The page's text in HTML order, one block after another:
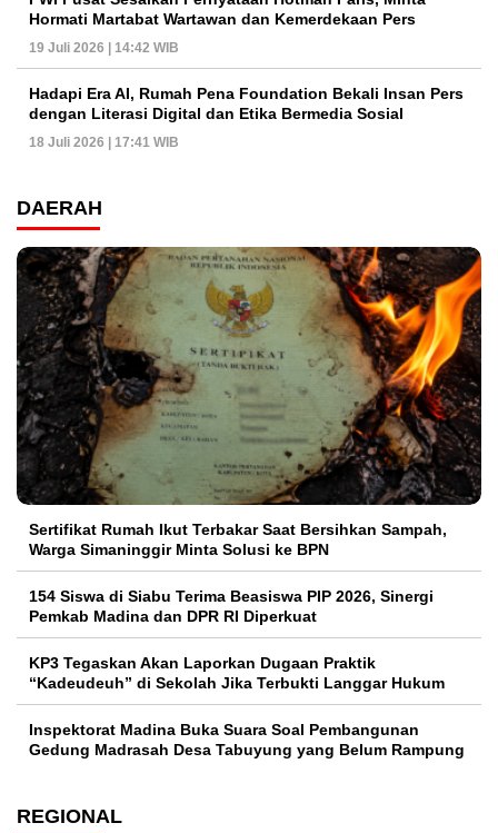
Hormati Martabat Wartawan dan Kemerdekaan Pers
19 Juli 2026 | 14:42 WIB
Hadapi Era AI, Rumah Pena Foundation Bekali Insan Pers
dengan Literasi Digital dan Etika Bermedia Sosial
18 Juli 2026 | 17:41 WIB
DAERAH
Sertifikat Rumah Ikut Terbakar Saat Bersihkan Sampah,
Warga Simaninggir Minta Solusi ke BPN
154 Siswa di Siabu Terima Beasiswa PIP 2026, Sinergi
Pemkab Madina dan DPR RI Diperkuat
KP3 Tegaskan Akan Laporkan Dugaan Praktik
“Kadeudeuh” di Sekolah Jika Terbukti Langgar Hukum
Inspektorat Madina Buka Suara Soal Pembangunan
Gedung Madrasah Desa Tabuyung yang Belum Rampung
REGIONAL